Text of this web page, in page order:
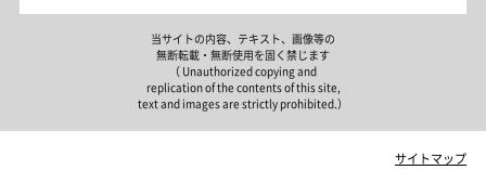
当サイトの内容、テキスト、画像等の
無断転載・無断使用を固く禁じます
（ Unauthorized copying and
replication of the contents of this site,
text and images are strictly prohibited.）
サイトマップ